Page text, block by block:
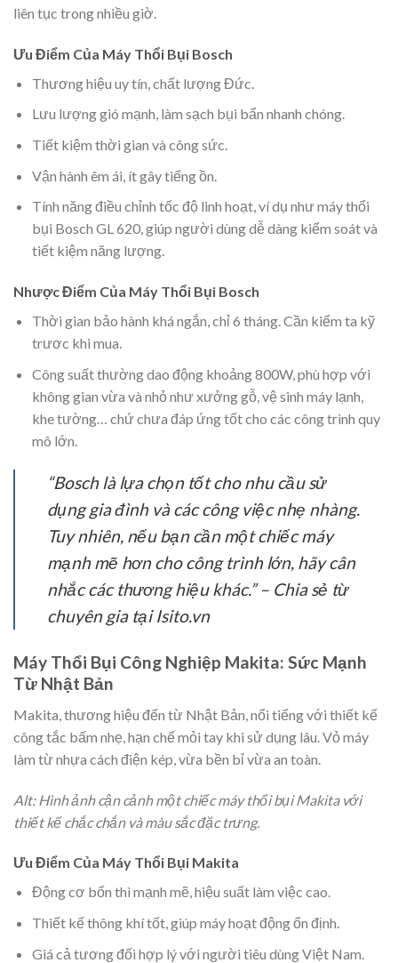
liên tục trong nhiều giờ.
Ưu Điểm Của Máy Thổi Bụi Bosch
Thương hiệu uy tín, chất lượng Đức.
Lưu lượng gió mạnh, làm sạch bụi bẩn nhanh chóng.
Tiết kiệm thời gian và công sức.
Vận hành êm ái, ít gây tiếng ồn.
Tính năng điều chỉnh tốc độ linh hoạt, ví dụ như máy thổi
bụi Bosch GL 620, giúp người dùng dễ dàng kiểm soát và
tiết kiệm năng lượng.
Nhược Điểm Của Máy Thổi Bụi Bosch
Thời gian bảo hành khá ngắn, chỉ 6 tháng. Cần kiểm ta kỹ
trươc khi mua.
Công suất thường dao động khoảng 800W, phù hợp với
không gian vừa và nhỏ như xưởng gỗ, vệ sinh máy lạnh,
khe tường… chứ chưa đáp ứng tốt cho các công trình quy
mô lớn.
“Bosch là lựa chọn tốt cho nhu cầu sử
dụng gia đình và các công việc nhẹ nhàng.
Tuy nhiên, nếu bạn cần một chiếc máy
mạnh mẽ hơn cho công trình lớn, hãy cân
nhắc các thương hiệu khác.” – Chia sẻ từ
chuyên gia tại Isito.vn
Máy Thổi Bụi Công Nghiệp Makita: Sức Mạnh
Từ Nhật Bản
Makita, thương hiệu đến từ Nhật Bản, nổi tiếng với thiết kế
công tắc bấm nhẹ, hạn chế mỏi tay khi sử dụng lâu. Vỏ máy
làm từ nhựa cách điện kép, vừa bền bỉ vừa an toàn.
Alt: Hình ảnh cận cảnh một chiếc máy thổi bụi Makita với
thiết kế chắc chắn và màu sắc đặc trưng.
Ưu Điểm Của Máy Thổi Bụi Makita
Động cơ bốn thì mạnh mẽ, hiệu suất làm việc cao.
Thiết kế thông khí tốt, giúp máy hoạt động ổn định.
Giá cả tương đối hợp lý với người tiêu dùng Việt Nam.